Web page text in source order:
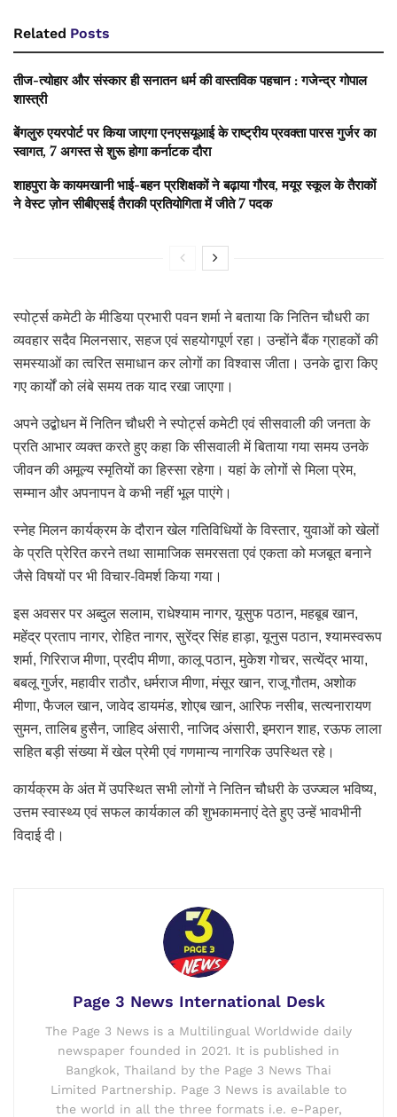
Related Posts
तीज-त्योहार और संस्कार ही सनातन धर्म की वास्तविक पहचान : गजेन्द्र गोपाल
शास्त्री
बेंगलुरु एयरपोर्ट पर किया जाएगा एनएसयूआई के राष्ट्रीय प्रवक्ता पारस गुर्जर का
स्वागत, 7 अगस्त से शुरू होगा कर्नाटक दौरा
शाहपुरा के कायमखानी भाई-बहन प्रशिक्षकों ने बढ़ाया गौरव, मयूर स्कूल के तैराकों
ने वेस्ट ज़ोन सीबीएसई तैराकी प्रतियोगिता में जीते 7 पदक
स्पोर्ट्स कमेटी के मीडिया प्रभारी पवन शर्मा ने बताया कि नितिन चौधरी का
व्यवहार सदैव मिलनसार, सहज एवं सहयोगपूर्ण रहा। उन्होंने बैंक ग्राहकों की
समस्याओं का त्वरित समाधान कर लोगों का विश्वास जीता। उनके द्वारा किए
गए कार्यों को लंबे समय तक याद रखा जाएगा।
अपने उद्बोधन में नितिन चौधरी ने स्पोर्ट्स कमेटी एवं सीसवाली की जनता के
प्रति आभार व्यक्त करते हुए कहा कि सीसवाली में बिताया गया समय उनके
जीवन की अमूल्य स्मृतियों का हिस्सा रहेगा। यहां के लोगों से मिला प्रेम,
सम्मान और अपनापन वे कभी नहीं भूल पाएंगे।
स्नेह मिलन कार्यक्रम के दौरान खेल गतिविधियों के विस्तार, युवाओं को खेलों
के प्रति प्रेरित करने तथा सामाजिक समरसता एवं एकता को मजबूत बनाने
जैसे विषयों पर भी विचार-विमर्श किया गया।
इस अवसर पर अब्दुल सलाम, राधेश्याम नागर, यूसुफ पठान, महबूब खान,
महेंद्र प्रताप नागर, रोहित नागर, सुरेंद्र सिंह हाड़ा, यूनुस पठान, श्यामस्वरूप
शर्मा, गिरिराज मीणा, प्रदीप मीणा, कालू पठान, मुकेश गोचर, सत्येंद्र भाया,
बबलू गुर्जर, महावीर राठौर, धर्मराज मीणा, मंसूर खान, राजू गौतम, अशोक
मीणा, फैजल खान, जावेद डायमंड, शोएब खान, आरिफ नसीब, सत्यनारायण
सुमन, तालिब हुसैन, जाहिद अंसारी, नाजिद अंसारी, इमरान शाह, रऊफ लाला
सहित बड़ी संख्या में खेल प्रेमी एवं गणमान्य नागरिक उपस्थित रहे।
कार्यक्रम के अंत में उपस्थित सभी लोगों ने नितिन चौधरी के उज्ज्वल भविष्य,
उत्तम स्वास्थ्य एवं सफल कार्यकाल की शुभकामनाएं देते हुए उन्हें भावभीनी
विदाई दी।
Page 3 News International Desk
The Page 3 News is a Multilingual Worldwide daily
newspaper founded in 2021. It is published in
Bangkok, Thailand by the Page 3 News Thai
Limited Partnership. Page 3 News is available to
the world in all the three formats i.e. e-Paper,